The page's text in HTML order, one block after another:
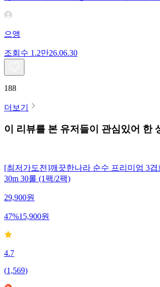
으앵
조회수 1.2만26.06.30
188
더보기
이 리뷰를 본 유저들이 관심있어 한
[최저가도전]깨끗한나라 순수 프리미엄 3
30m 30롤 (1팩/2팩)
29,900원
47%15,900원
4.7
(1,569)